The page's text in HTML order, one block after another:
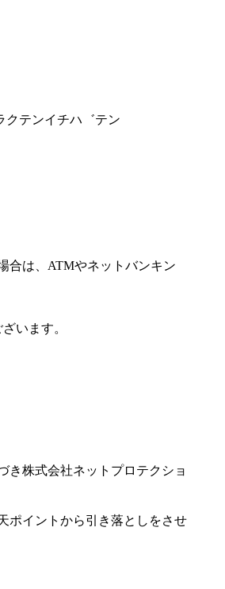
クテンイチハ゛テン
合は、ATMやネットバンキン
います。
き株式会社ネットプロテクショ
ポイントから引き落としをさせ